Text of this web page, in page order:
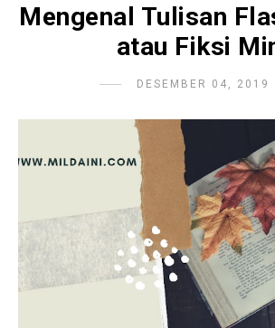
Mengenal Tulisan
atau Fiksi
DESEMBER 04, 2019